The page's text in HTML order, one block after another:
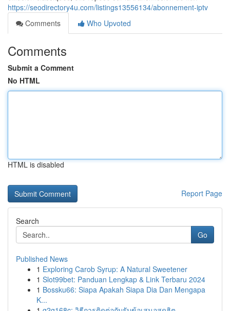
https://seodirectory4u.com/listings13556134/abonnement-iptv
Comments
Who Upvoted
Comments
Submit a Comment
No HTML
HTML is disabled
Report Page
Search
Go
Published News
1 Exploring Carob Syrup: A Natural Sweetener
1 Slot99bet: Panduan Lengkap & Link Terbaru 2024
1 Bossku66: Siapa Apakah Siapa Dia Dan Mengapa
K...